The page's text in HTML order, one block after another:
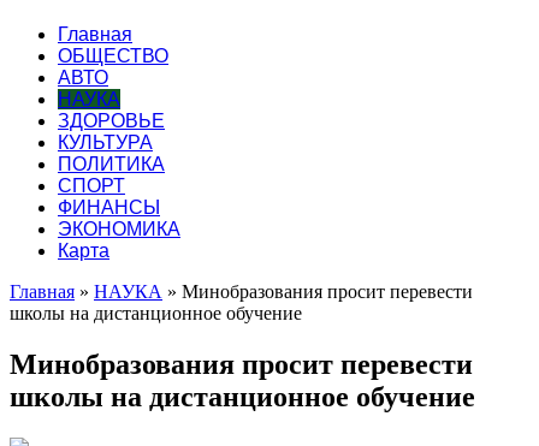
Главная
ОБЩЕСТВО
АВТО
НАУКА
ЗДОРОВЬЕ
КУЛЬТУРА
ПОЛИТИКА
СПОРТ
ФИНАНСЫ
ЭКОНОМИКА
Карта
Главная » НАУКА » Минобразования просит перевести
школы на дистанционное обучение
Минобразования просит перевести
школы на дистанционное обучение